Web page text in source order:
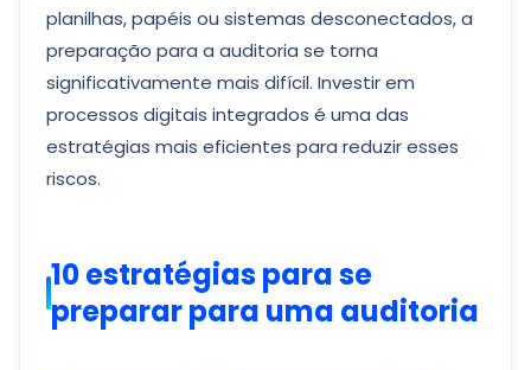
planilhas, papéis ou sistemas desconectados, a
preparação para a auditoria se torna
significativamente mais difícil. Investir em
processos digitais integrados é uma das
estratégias mais eficientes para reduzir esses
riscos.
10 estratégias para se
preparar para uma auditoria